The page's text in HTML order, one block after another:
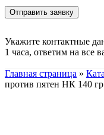
Укажите контактные
1 часа, ответим на
Главная страница »
против пятен НК 140